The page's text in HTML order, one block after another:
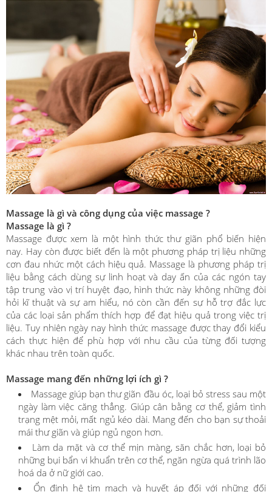
Massage là gì và công dụng của việc massage ?
Massage là gì ?
Massage được xem là một hình thức thư giãn phổ biến hiện
nay. Hay còn được biết đến là một phương pháp trị liệu những
cơn đau nhức một cách hiệu quả. Massage là phương pháp trị
liệu bằng cách dùng sự linh hoạt và day ấn của các ngón tay
tập trung vào vị trí huyệt đạo, hình thức này không những đòi
hỏi kĩ thuật và sự am hiểu, nó còn cần đến sự hỗ trợ đắc lực
của các loại sản phẩm thích hợp để đạt hiệu quả trong việc trị
liệu. Tuy nhiên ngày nay hình thức massage được thay đổi kiểu
cách thực hiện để phù hợp với nhu cầu của từng đối tượng
khác nhau trên toàn quốc.
Massage mang đến những lợi ích gì ?
Massage giúp bạn thư giãn đầu óc, loại bỏ stress sau một
ngày làm việc căng thẳng. Giúp cân bằng cơ thể, giảm tình
trạng mệt mỏi, mất ngủ kéo dài. Mang đến cho bạn sự thoải
mái thư giãn và giúp ngủ ngon hơn.
Làm da mặt và cơ thể mịn màng, săn chắc hơn, loại bỏ
những bụi bẩn vi khuẩn trên cơ thể, ngăn ngừa quá trình lão
hoá da ở nữ giới cao.
Ổn định hệ tim mạch và huyết áp đối với những đối